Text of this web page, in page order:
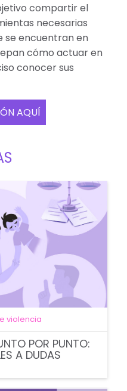
compartir el
necesarias
se encuentran en
cómo actuar en
conocer sus
AQUÍ
violencia
POR PUNTO:
A DUDAS